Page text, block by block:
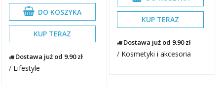
DO KOSZYKA
KUP TERAZ
Dostawa już od 9.90 zł
/ Lifestyle
KUP TERAZ
Dostawa już od 9.90 zł
/ Kosmetyki i akcesoria